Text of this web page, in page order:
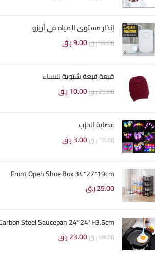
إنذار مستوى المياه في أريزو
59.00ر.ق9.00ر.ق
قبعة قبعة شتوية للنساء
29.00ر.ق10.00ر.ق
عصابة الحزب
10.00ر.ق3.00ر.ق
Front Open Shoe Box 34*27*19cm
25.00ر.ق
Steel Saucepan 24*24*H3.5cm
49.00ر.ق23.00ر.ق